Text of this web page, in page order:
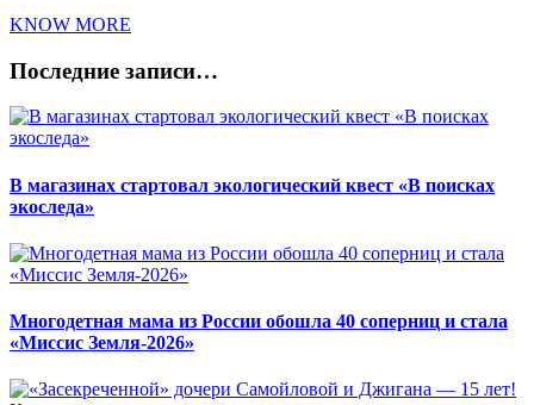
KNOW MORE
Последние записи…
В магазинах стартовал экологический квест «В поисках
экоследа»
Многодетная мама из России обошла 40 соперниц и стала
«Миссис Земля-2026»